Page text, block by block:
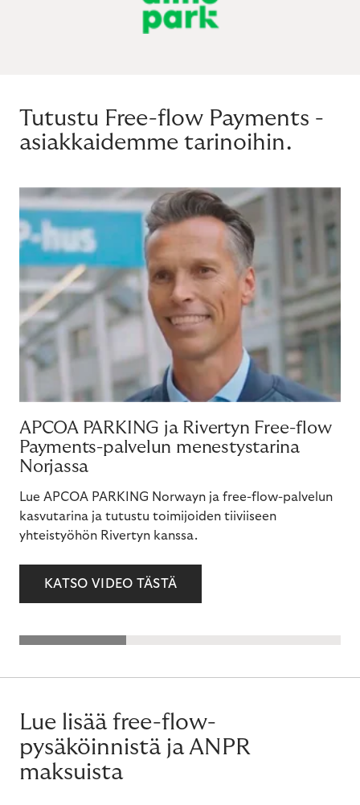
Tutustu Free-flow Payments -
asiakkaidemme tarinoihin.
APCOA PARKING ja Rivertyn Free-flow
Payments-palvelun menestystarina
Norjassa
Lue APCOA PARKING Norwayn ja free-flow-palvelun
kasvutarina ja tutustu toimijoiden tiiviiseen
yhteistyöhön Rivertyn kanssa.
KATSO VIDEO TÄSTÄ
Lue lisää free-flow-
pysäköinnistä ja ANPR
maksuista